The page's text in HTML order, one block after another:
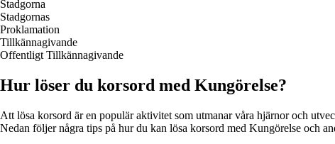
Stadgorna
Stadgornas
Proklamation
Tillkännagivande
Offentligt Tillkännagivande
Hur löser du korsord med Kungörelse?
Att lösa korsord är en populär aktivitet som utmanar våra hjärnor och
Nedan följer några tips på hur du kan lösa korsord med Kungörelse och